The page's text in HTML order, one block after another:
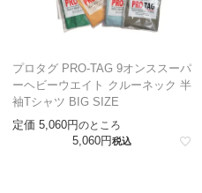
プロタグ PRO-TAG 9オンススーパ
ーヘビーウエイト クルーネック 半
袖Tシャツ BIG SIZE
定価 5,060 のところ
5,060 税込